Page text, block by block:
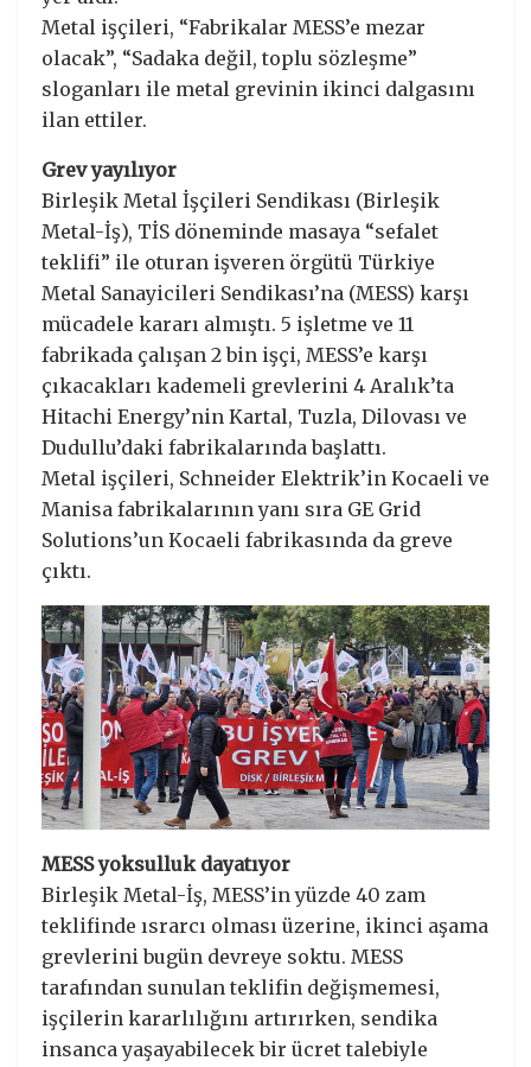
Metal işçileri, “Fabrikalar MESS’e mezar
olacak”, “Sadaka değil, toplu sözleşme”
sloganları ile metal grevinin ikinci dalgasını
ilan ettiler.
Grev yayılıyor
Birleşik Metal İşçileri Sendikası (Birleşik
Metal-İş), TİS döneminde masaya “sefalet
teklifi” ile oturan işveren örgütü Türkiye
Metal Sanayicileri Sendikası’na (MESS) karşı
mücadele kararı almıştı. 5 işletme ve 11
fabrikada çalışan 2 bin işçi, MESS’e karşı
çıkacakları kademeli grevlerini 4 Aralık’ta
Hitachi Energy’nin Kartal, Tuzla, Dilovası ve
Dudullu’daki fabrikalarında başlattı.
Metal işçileri, Schneider Elektrik’in Kocaeli ve
Manisa fabrikalarının yanı sıra GE Grid
Solutions’un Kocaeli fabrikasında da greve
çıktı.
MESS yoksulluk dayatıyor
Birleşik Metal-İş, MESS’in yüzde 40 zam
teklifinde ısrarcı olması üzerine, ikinci aşama
grevlerini bugün devreye soktu. MESS
tarafından sunulan teklifin değişmemesi,
işçilerin kararlılığını artırırken, sendika
insanca yaşayabilecek bir ücret talebiyle